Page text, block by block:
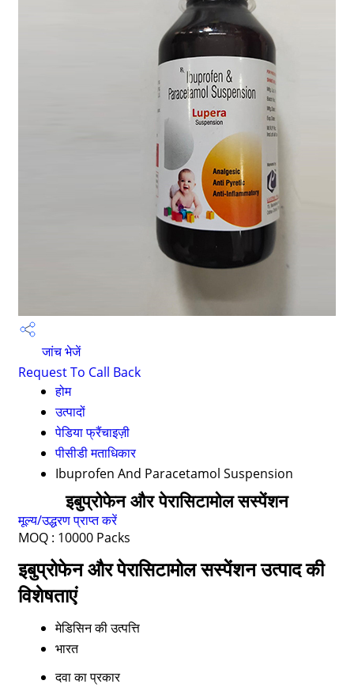
जांच भेजें
Request To Call Back
होम
उत्पादों
पेडिया फ्रैंचाइज़ी
पीसीडी मताधिकार
Ibuprofen And Paracetamol Suspension
इबुप्रोफेन और पेरासिटामोल सस्पेंशन
मूल्य/उद्धरण प्राप्त करें
MOQ : 10000 Packs
इबुप्रोफेन और पेरासिटामोल सस्पेंशन उत्पाद की
विशेषताएं
मेडिसिन की उत्पत्ति
भारत
दवा का प्रकार